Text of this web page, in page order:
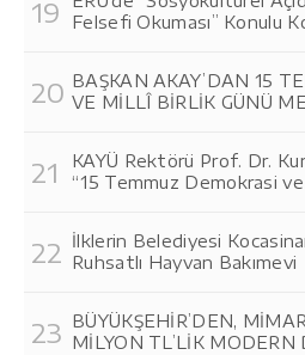
Felsefi Okuması” Konulu
BAŞKAN AKAY’DAN 15
VE MİLLÎ BİRLİK GÜNÜ
KAYÜ Rektörü Prof. Dr.
“15 Temmuz Demokrasi ve
İlklerin Belediyesi
Ruhsatlı Hayvan Bakımevi
BÜYÜKŞEHİR’DEN,
MİLYON TL’LİK MODERN